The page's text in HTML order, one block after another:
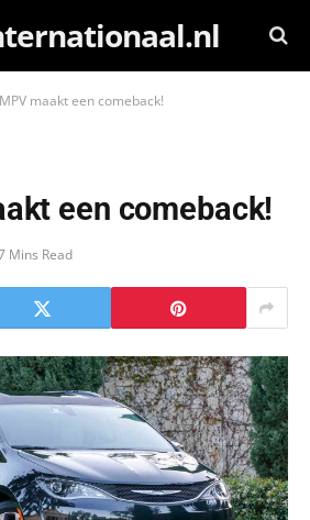
maakt een comeback!
een comeback!
Mins Read